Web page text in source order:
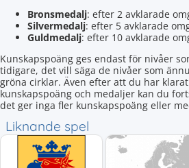
Bronsmedalj: efter 2 avklarade
Silvermedalj: efter 5 avklarade
Guldmedalj: efter 10 avklarade
Kunskapspoäng ges endast för nivåer
tidigare, det vill säga de nivåer som
gröna cirklar. Även efter att du har
kunskapspoäng och medaljer kan du
det ger inga fler kunskapspoäng eller
Liknande spel